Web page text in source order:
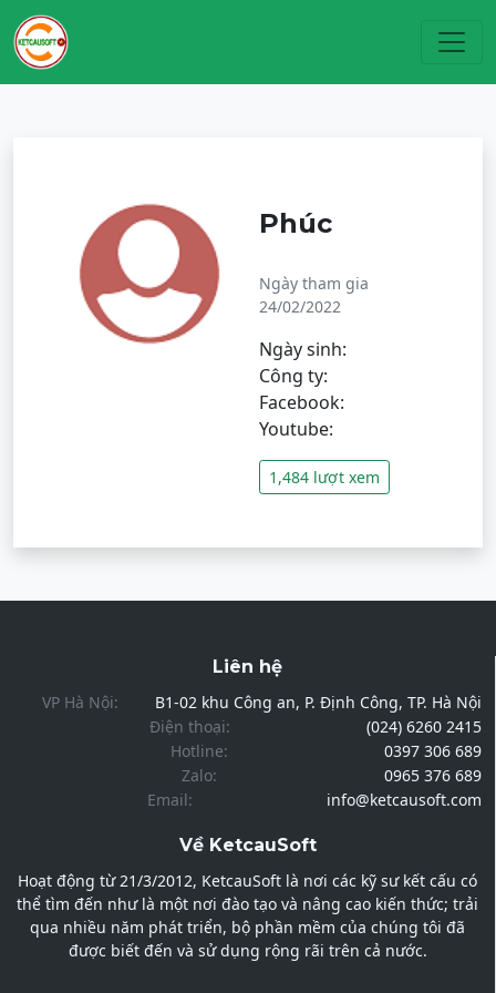
Phúc
Ngày tham gia
24/02/2022
Ngày sinh:
Công ty:
Facebook:
Youtube:
1,484 lượt xem
Liên hệ
VP Hà Nội:
B1-02 khu Công an, P. Định Công, TP. Hà Nội
Điện thoại:
(024) 6260 2415
Hotline:
0397 306 689
Zalo:
0965 376 689
Email:
info@ketcausoft.com
Về KetcauSoft
Hoạt động từ 21/3/2012, KetcauSoft là nơi các kỹ sư kết cấu có
thể tìm đến như là một nơi đào tạo và nâng cao kiến thức; trải
qua nhiều năm phát triển, bộ phần mềm của chúng tôi đã
được biết đến và sử dụng rộng rãi trên cả nước.